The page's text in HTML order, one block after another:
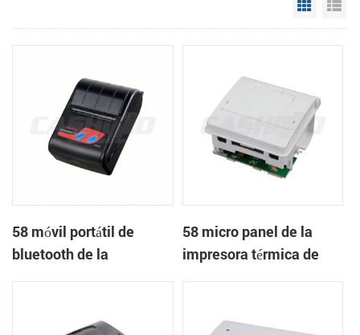
Grid
58 móvil portátil de
bluetooth de la
58 micro panel de la
impresora térmica de